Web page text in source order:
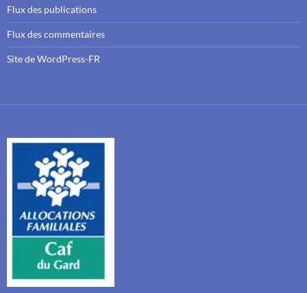
Flux des publications
Flux des commentaires
Site de WordPress-FR